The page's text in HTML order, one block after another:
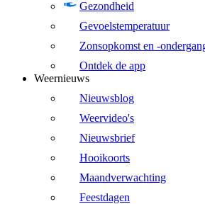
Gezondheid
Gevoelstemperatuur
Zonsopkomst en -
Ontdek de app
Weernieuws
Nieuwsblog
Weervideo's
Nieuwsbrief
Hooikoorts
Maandverwachting
Feestdagen